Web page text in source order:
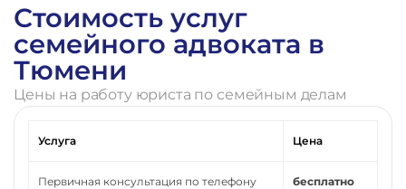
Стоимость услуг
семейного адвоката в
Тюмени
Цены на работу юриста по семейным делам
Услуга Цена
Первичная консультация по телефону бесплатно